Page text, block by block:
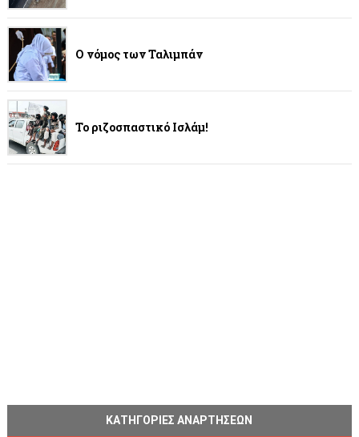
Ο νόμος των Ταλιμπάν
Το ριζοσπαστικό Ισλάμ!
ΚΑΤΗΓΟΡΙΕΣ ΑΝΑΡΤΗΣΕΩΝ